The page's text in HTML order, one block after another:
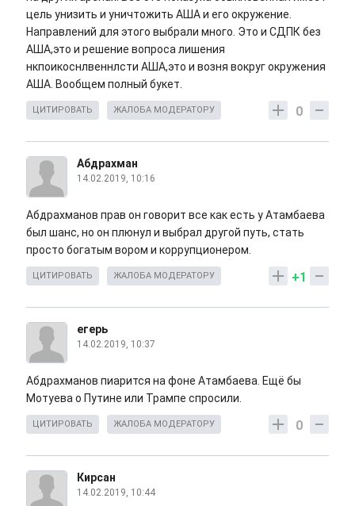
цель унизить и уничтожить АША и его окружение.
Направлений для этого выбрали много. Это и СДПК без
АША,это и решение вопроса лишения
нкпоикоснлвеннлсти АША,это и возня вокруг окружения
АША. Вообщем полный букет.
0
ЦИТИРОВАТЬ ЖАЛОБА МОДЕРАТОРУ
Абдрахман
14.02.2019, 10:16
Абдрахманов прав он говорит все как есть у Атамбаева
был шанс, но он плюнул и выбрал другой путь, стать
просто богатым вором и коррупционером.
+1
ЦИТИРОВАТЬ ЖАЛОБА МОДЕРАТОРУ
егерь
14.02.2019, 10:37
Абдрахманов пиарится на фоне Атамбаева. Ещё бы
Мотуева о Путине или Трампе спросили.
0
ЦИТИРОВАТЬ ЖАЛОБА МОДЕРАТОРУ
Кирсан
14.02.2019, 10:44